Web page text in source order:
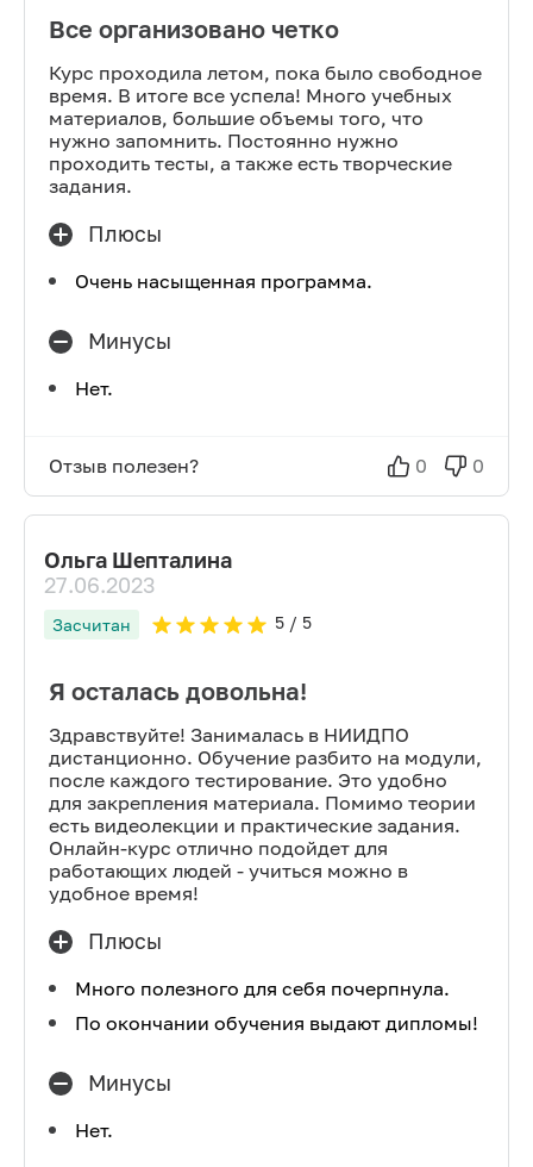
Все организовано четко
Курс проходила летом, пока было свободное
время. В итоге все успела! Много учебных
материалов, большие объемы того, что
нужно запомнить. Постоянно нужно
проходить тесты, а также есть творческие
задания.
Плюсы
Очень насыщенная программа.
Минусы
Нет.
Отзыв полезен? 0 0
Ольга Шепталина
27.06.2023
Засчитан 5/ 5
Я осталась довольна!
Здравствуйте! Занималась в НИИДПО
дистанционно. Обучение разбито на модули,
после каждого тестирование. Это удобно
для закрепления материала. Помимо теории
есть видеолекции и практические задания.
Онлайн-курс отлично подойдет для
работающих людей - учиться можно в
удобное время!
Плюсы
Много полезного для себя почерпнула.
По окончании обучения выдают дипломы!
Минусы
Нет.